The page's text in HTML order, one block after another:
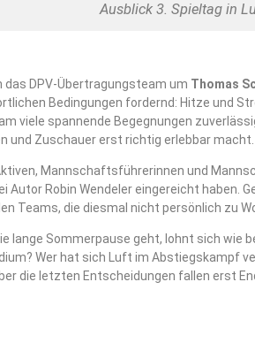
Ausblick 3. Spieltag in
das DPV-Übertragungsteam um Thomas
Bedingungen fordernd: Hitze und
viele spannende Begegnungen
und Zuschauer erst richtig erlebbar macht.
Mannschaftsführerinnen und
Robin Wendeler eingereicht haben.
Teams, die diesmal nicht persönlich zu
lange Sommerpause geht, lohnt sich
Wer hat sich Luft im Abstiegskampf
die letzten Entscheidungen fallen erst